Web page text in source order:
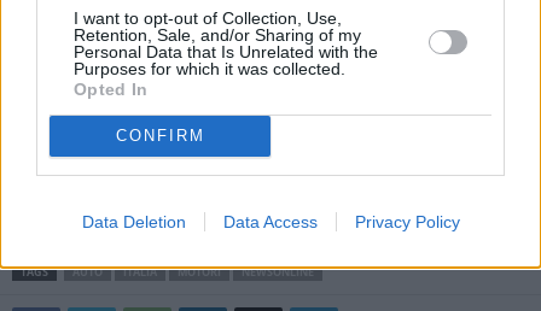
I want to opt-out of Collection, Use,
Retention, Sale, and/or Sharing of my
Personal Data that Is Unrelated with the
Purposes for which it was collected.
Opted In
CONFIRM
Data Deletion Data Access Privacy Policy
più silenziosi in circolazione. La versione SV sarà presentata e in
vendita più tardi, nel 2022 ed esprime un’interpretazione unica del
lusso e della personalizzazione Range Rover, realizzata a mano
dalla divisione Special Vehicle Operations. Per configurare la
vettura: è possibile ordinare la nuova Range Rover, con prezzi a
partire da Euro 124.300 e può essere configurata su:
(ITALPRESS).
TAGS AUTO ITALIA MOTORI NEWSONLINE